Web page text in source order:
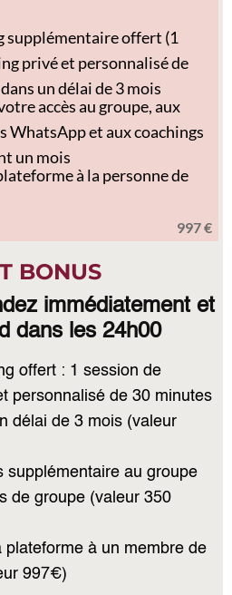
supplémentaire offert (1
privé et personnalisé de
un délai de 3 mois
accès au groupe, aux
WhatsApp et aux coachings
un mois
à la personne de
997 €
BONUS
immédiatement et
dans les 24h00
offert : 1 session de
personnalisé de 30 minutes
délai de 3 mois (valeur
supplémentaire au groupe
de groupe (valeur 350
plateforme à un membre de
997€)